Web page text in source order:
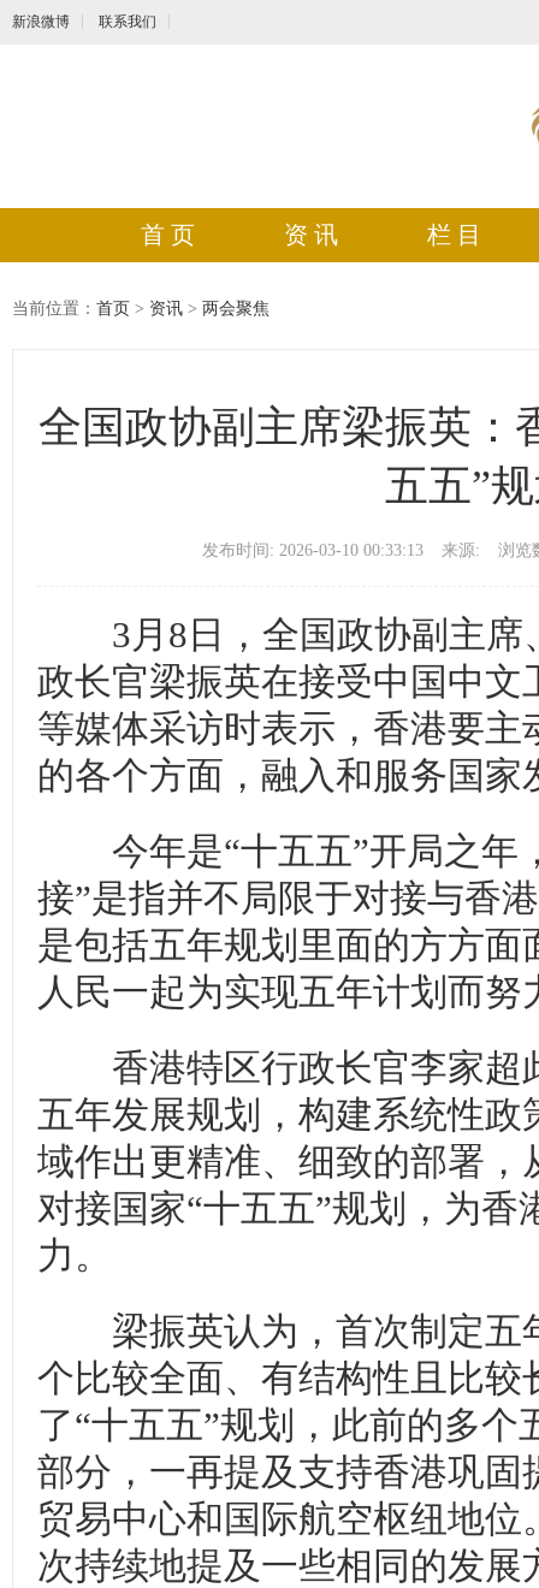
新浪微博 联系我们
首 页 资 讯 栏 目
当前位置： 首页 > 资讯 > 两会聚焦
全国政协副主席梁振英：
五五”
发布时间: 2026-03-10 00:33:13 来源: 浏览
3月8日，全国政协副主席
政长官梁振英在接受中国中文
等媒体采访时表示，香港要主
的各个方面，融入和服务国家
今年是“十五五”开局之年
接”是指并不局限于对接与香
是包括五年规划里面的方方
人民一起为实现五年计划而努
香港特区行政长官李家超
五年发展规划，构建系统性政
域作出更精准、细致的部署，
对接国家“十五五”规划，为香
力。
梁振英认为，首次制定五
个比较全面、有结构性且比较
了“十五五”规划，此前的多
部分，一再提及支持香港巩固
贸易中心和国际航空枢纽地
次持续地提及一些相同的发